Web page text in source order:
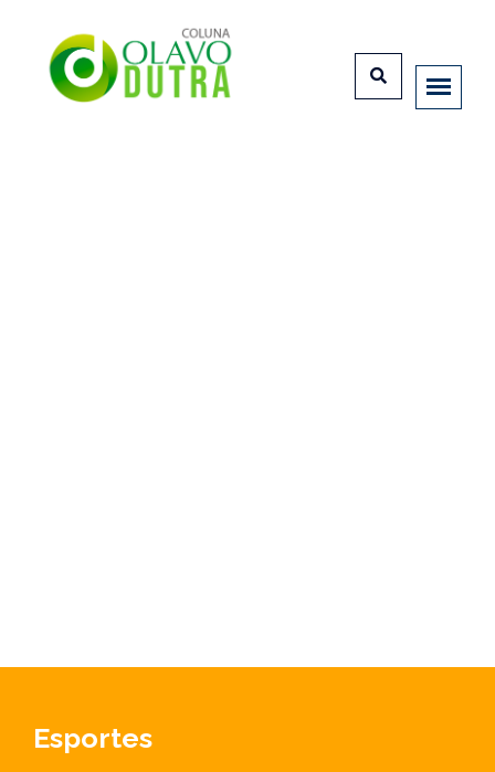
Esportes